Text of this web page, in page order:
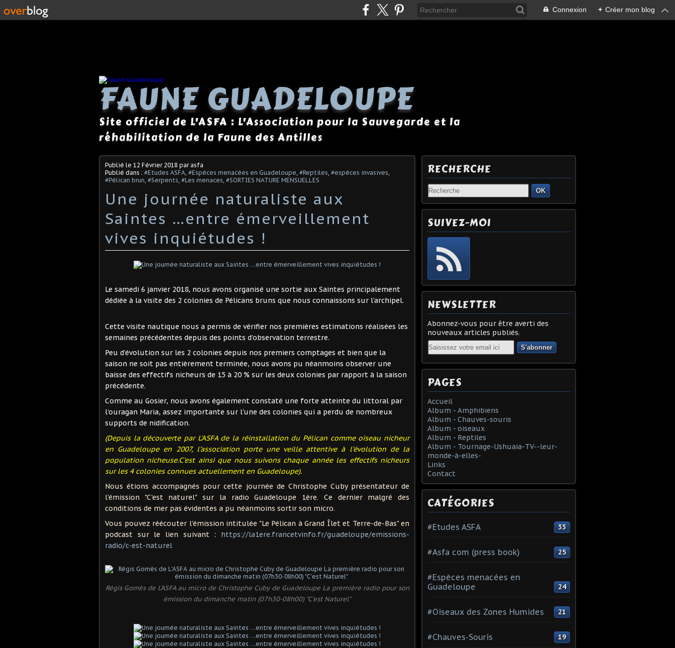
Connexion + Créer mon blog
FAUNE GUADELOUPE
Site officiel de L'ASFA : L'Association pour la Sauvegarde et la
réhabilitation de la Faune des Antilles
Publié le 12 Février 2018 par asfa
Publié dans : #Etudes ASFA #Espèces menacées en Guadeloupe #Reptiles #espèces invasives
#Pélican brun #Serpents #Les menaces #SORTIES NATURE MENSUELLES
Une journée naturaliste aux
Saintes …entre émerveillement
vives inquiétudes !
Le samedi 6 janvier 2018, nous avons organisé une sortie aux Saintes principalement
dédiée à la visite des 2 colonies de Pélicans bruns que nous connaissons sur l’archipel.
Cette visite nautique nous a permis de vérifier nos premières estimations réalisées les
semaines précédentes depuis des points d’observation terrestre.
Peu d’évolution sur les 2 colonies depuis nos premiers comptages et bien que la
saison ne soit pas entièrement terminée, nous avons pu néanmoins observer une
baisse des effectifs nicheurs de 15 à 20 % sur les deux colonies par rapport à la saison
précédente.
Comme au Gosier, nous avons également constaté une forte atteinte du littoral par
l’ouragan Maria, assez importante sur l’une des colonies qui a perdu de nombreux
supports de nidification.
(Depuis la découverte par L’ASFA de la réinstallation du Pélican comme oiseau nicheur
en Guadeloupe en 2007, l’association porte une veille attentive à l’évolution de la
population nicheuse.C’est ainsi que nous suivons chaque année les effectifs nicheurs
sur les 4 colonies connues actuellement en Guadeloupe).
Nous étions accompagnés pour cette journée de Christophe Cuby présentateur de
l'émission "C'est naturel" sur la radio Guadeloupe 1ère. Ce dernier malgré des
conditions de mer pas évidentes a pu néanmoins sortir son micro.
Vous pouvez réécouter l'émission intitulée "Le Pélican à Grand Îlet et Terre-de-Bas" en
podcast sur le lien suivant : https://la1ere.francetvinfo.fr/guadeloupe/emissions-
radio/c-est-naturel
Régis Gomès de L'ASFA au micro de Christophe Cuby de Guadeloupe La première radio pour son
émission du dimanche matin (07h30-08h00) "C'est Naturel"
RECHERCHE
OK
SUIVEZ-MOI
NEWSLETTER
Abonnez-vous pour être averti des
nouveaux articles publiés.
Email
PAGES
Accueil
Album - Amphibiens
Album - Chauves-souris
Album - oiseaux
Album - Reptiles
Album - Tournage-Ushuaia-TV--leur-
monde-à-elles-
Links
Contact
CATÉGORIES
#Etudes ASFA 33
#Asfa com (press book) 25
#Espèces menacées en
Guadeloupe
24
#Oiseaux des Zones Humides 21
#Chauves-Souris 19